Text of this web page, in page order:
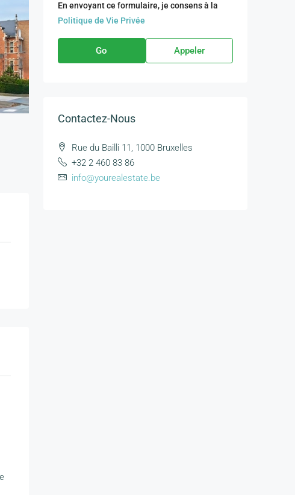
En envoyant ce formulaire, je consens à la
Politique de Vie Privée
Go Appeler
Contactez-Nous
Rue du Bailli 11, 1000 Bruxelles
+32 2 460 83 86
info@yourealestate.be